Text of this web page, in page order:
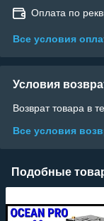
Оплата по
Все условия
Условия
Возврат товара в
Все условия
Подобные